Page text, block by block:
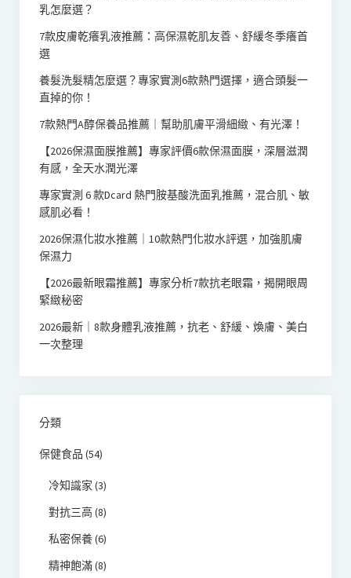
乳怎麼選？
7款皮膚乾癢乳液推薦：高保濕乾肌友善、舒緩冬季癢首
選
養髮洗髮精怎麼選？專家實測6款熱門選擇，適合頭髮一
直掉的你！
7款熱門A醇保養品推薦｜幫助肌膚平滑細緻、有光澤！
【2026保濕面膜推薦】專家評價6款保濕面膜，深層滋潤
有感，全天水潤光澤
專家實測 6 款Dcard 熱門胺基酸洗面乳推薦，混合肌、敏
感肌必看！
2026保濕化妝水推薦｜10款熱門化妝水評選，加強肌膚
保濕力
【2026最新眼霜推薦】專家分析7款抗老眼霜，揭開眼周
緊緻秘密
2026最新｜8款身體乳液推薦，抗老、舒緩、煥膚、美白
一次整理
分類
保健食品 (54)
冷知識家 (3)
對抗三高(8)
私密保養(6)
精神飽滿(8)